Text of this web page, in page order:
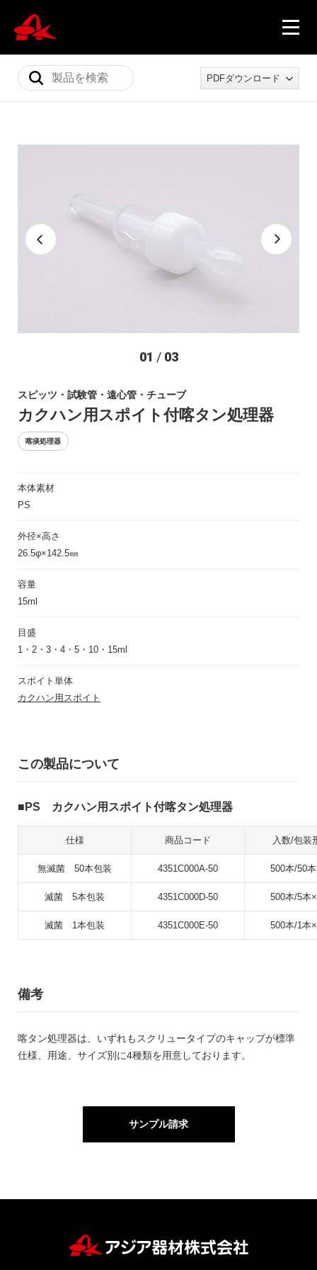
会社概要
PDFダウンロード
01 / 03
スピッツ・試験管・遠心管・チューブ
カクハン用スポイト付喀タン処理器
喀痰処理器
本体素材
PS
外径×高さ
26.5φ×142.5㎜
容量
15ml
目盛
1・2・3・4・5・10・15ml
スポイト単体
カクハン用スポイト
この製品について
PS カクハン用スポイト付喀タン処理器
仕様 商品コード 入数/包装
無滅菌 50本包装 4351C000A-50 500本/50
滅菌 5本包装 4351C000D-50 500本/5本
滅菌 1本包装 4351C000E-50 500本/1本
備考
喀タン処理器は、いずれもスクリュータイプのキャップが標準
仕様、用途、サイズ別に4種類を用意しております。
サンプル請求